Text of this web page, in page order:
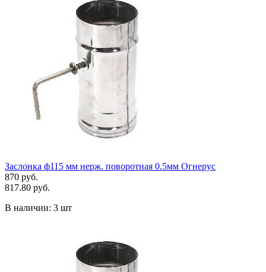
Заслонка ф115 мм нерж. поворотная 0.5мм Огнерус
870 руб.
817.80 руб.
В наличии: 3 шт